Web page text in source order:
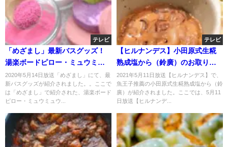
テレビ
「めざまし」最新バスグッズ！
湯楽ボードピロー・ミュウミュ
ウリラクシング？
2020年5月14日放送「めざまし」にて、最
新バスグッズが紹介されました。。ここで
は「めざまし」で紹介された、湯楽ボード
ピロー・ミュウミュウ...
テレビ
【ヒルナンデス】小田原式生糀
熟成塩から（鈴廣）のお取り寄
せ！5月11日
2021年5月11日放送【ヒルナンデス】で、
魚王子推薦の小田原式生糀熟成塩から（鈴
廣）が紹介されました。ここでは、5月11
日放送【ヒルナンデ...